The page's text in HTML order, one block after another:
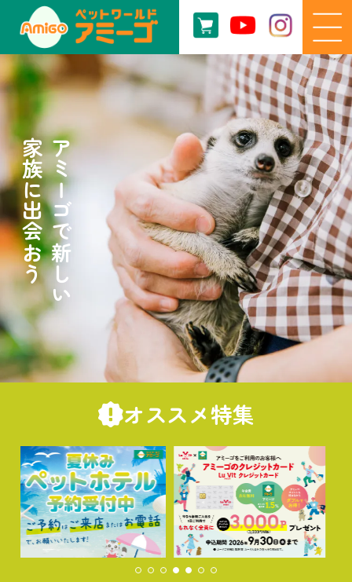
アミーゴで新しい
家族に出会おう
オススメ特集